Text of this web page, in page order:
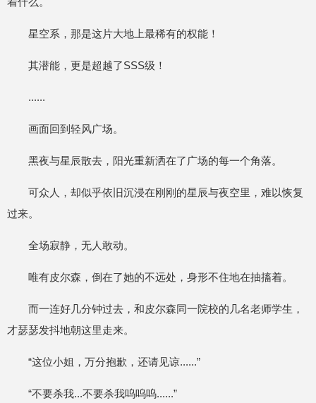
星空系，那是这片大地上最稀有的权能！
其潜能，更是超越了SSS级！
......
画面回到轻风广场。
黑夜与星辰散去，阳光重新洒在了广场的每一个角落。
可众人，却似乎依旧沉浸在刚刚的星辰与夜空里，难以恢复
过来。
全场寂静，无人敢动。
唯有皮尔森，倒在了她的不远处，身形不住地在抽搐着。
而一连好几分钟过去，和皮尔森同一院校的几名老师学生，
才瑟瑟发抖地朝这里走来。
“这位小姐，万分抱歉，还请见谅......”
“不要杀我...不要杀我呜呜呜......”